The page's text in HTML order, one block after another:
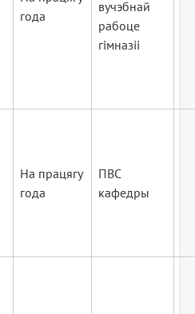
года
вучэбнай
рабоце
гімназіі
На працягу
года
ПВС
кафедры